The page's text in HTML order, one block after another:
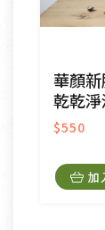
華顏
乾乾
$550
加